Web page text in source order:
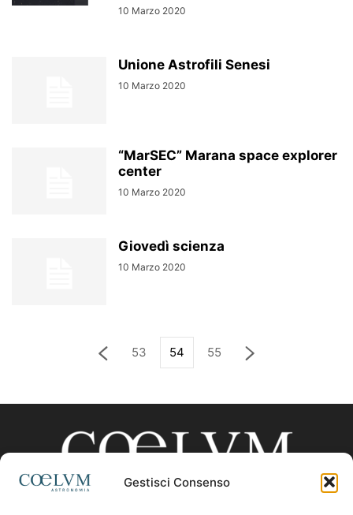
Gestisci Consenso
10 Marzo 2020
Unione Astrofili Senesi
10 Marzo 2020
“MarSEC” Marana space explorer
center
10 Marzo 2020
Giovedì scienza
10 Marzo 2020
53 54 55